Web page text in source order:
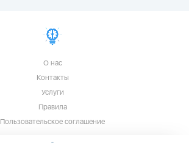
О нас
Контакты
Услуги
Правила
Пользовательское соглашение